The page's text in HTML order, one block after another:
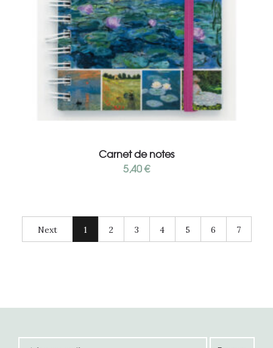
Carnet de notes
5,40€
Next 1 2 3 4 5 6 7